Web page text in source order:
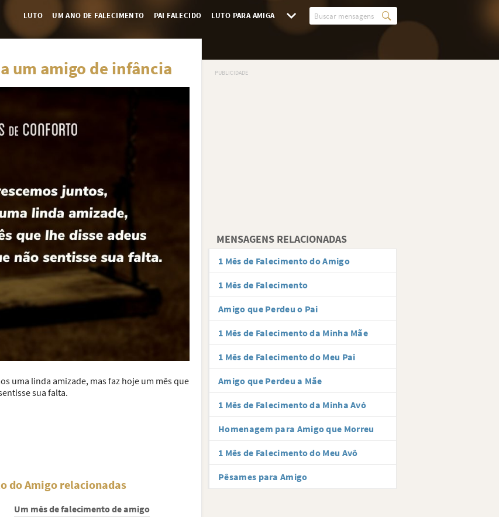
LUTO UM ANO DE FALECIMENTO PAI FALECIDO LUTO PARA AMIGA
um amigo de infância
uma linda amizade, mas faz hoje um mês que
sua falta.
do Amigo relacionadas
Um mês de falecimento de amigo
MENSAGENS RELACIONADAS
1 Mês de Falecimento do Amigo
1 Mês de Falecimento
Amigo que Perdeu o Pai
1 Mês de Falecimento da Minha Mãe
1 Mês de Falecimento do Meu Pai
Amigo que Perdeu a Mãe
1 Mês de Falecimento da Minha Avó
Homenagem para Amigo que Morreu
1 Mês de Falecimento do Meu Avô
Pêsames para Amigo